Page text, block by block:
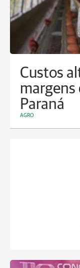
Custos
margens
Paraná
AGRO